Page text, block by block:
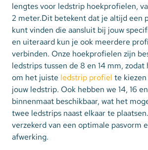
lengtes voor ledstrip hoekprofielen,
2 meter.Dit betekent dat je altijd een
kunt vinden die aansluit bij jouw
en uiteraard kun je ook meerdere
verbinden. Onze hoekprofielen zijn
ledstrips tussen de 8 en 14 mm,
om het juiste ledstrip profiel te
jouw ledstrip. Ook hebben we 14, 16
binnenmaat beschikbaar, wat het
twee ledstrips naast elkaar te
verzekerd van een optimale pasvorm
afwerking.